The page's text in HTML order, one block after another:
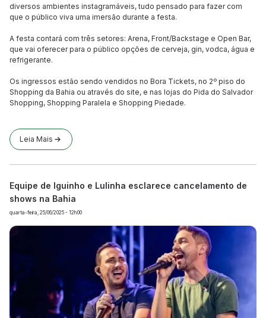
diversos ambientes instagramáveis, tudo pensado para fazer com
que o público viva uma imersão durante a festa.
A festa contará com três setores: Arena, Front/Backstage e Open Bar,
que vai oferecer para o público opções de cerveja, gin, vodca, água e
refrigerante.
Os ingressos estão sendo vendidos no Bora Tickets, no 2º piso do
Shopping da Bahia ou através do site, e nas lojas do Pida do Salvador
Shopping, Shopping Paralela e Shopping Piedade.
Leia Mais
Equipe de Iguinho e Lulinha esclarece cancelamento de
shows na Bahia
quarta-feira, 25/06/2025 - 12h00